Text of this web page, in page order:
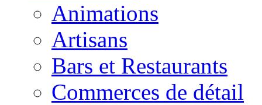
Animations
Artisans
Bars et Restaurants
Commerces de détail